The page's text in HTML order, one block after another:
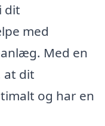
dit
med
Med en
at dit
og har en